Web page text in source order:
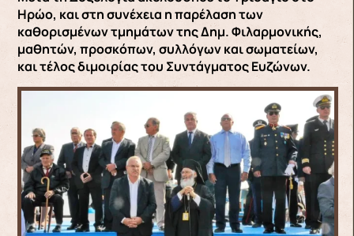
Ηρώο, και στη συνέχεια η παρέλαση των
καθορισμένων τμημάτων της Δημ. Φιλαρμονικής,
μαθητών, προσκόπων, συλλόγων και σωματείων,
και τέλος διμοιρίας του Συντάγματος Ευζώνων.